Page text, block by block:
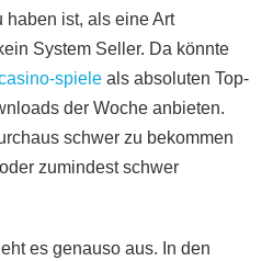
haben ist, als eine Art
System Seller. Da könnte
spiele als absoluten Top-
der Woche anbieten.
schwer zu bekommen
zumindest schwer
es genauso aus. In den